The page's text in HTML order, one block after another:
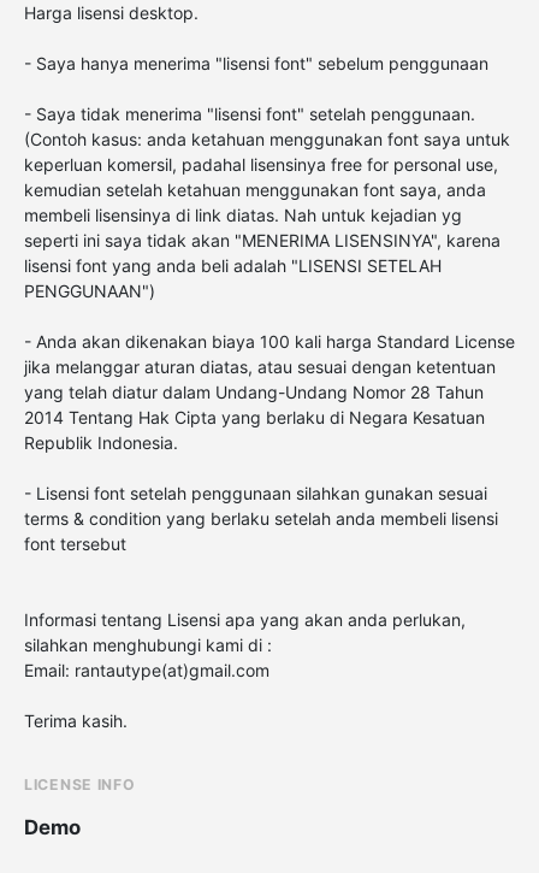
Harga lisensi desktop.
- Saya hanya menerima "lisensi font" sebelum penggunaan
- Saya tidak menerima "lisensi font" setelah penggunaan.
(Contoh kasus: anda ketahuan menggunakan font saya untuk
keperluan komersil, padahal lisensinya free for personal use,
kemudian setelah ketahuan menggunakan font saya, anda
membeli lisensinya di link diatas. Nah untuk kejadian yg
seperti ini saya tidak akan "MENERIMA LISENSINYA", karena
lisensi font yang anda beli adalah "LISENSI SETELAH
PENGGUNAAN")
- Anda akan dikenakan biaya 100 kali harga Standard License
jika melanggar aturan diatas, atau sesuai dengan ketentuan
yang telah diatur dalam Undang-Undang Nomor 28 Tahun
2014 Tentang Hak Cipta yang berlaku di Negara Kesatuan
Republik Indonesia.
- Lisensi font setelah penggunaan silahkan gunakan sesuai
terms & condition yang berlaku setelah anda membeli lisensi
font tersebut
Informasi tentang Lisensi apa yang akan anda perlukan,
silahkan menghubungi kami di :
Email: rantautype(at)gmail.com
Terima kasih.
LICENSE INFO
Demo